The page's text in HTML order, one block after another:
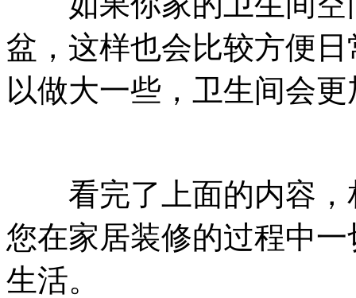
盆，这样也会比较方便
以做大一些，卫生间会
看完了上面的内容，
您在家居装修的过程中
生活。